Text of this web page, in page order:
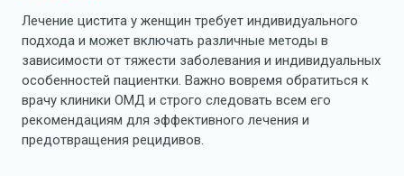
Лечение цистита у женщин требует индивидуального
подхода и может включать различные методы в
зависимости от тяжести заболевания и индивидуальных
особенностей пациентки. Важно вовремя обратиться к
врачу клиники ОМД и строго следовать всем его
рекомендациям для эффективного лечения и
предотвращения рецидивов.